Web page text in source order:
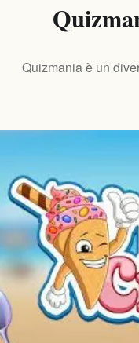
Quizmania è un